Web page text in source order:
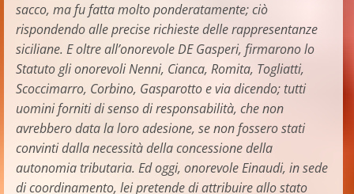
sacco, ma fu fatta molto ponderatamente; ciò
rispondendo alle precise richieste delle rappresentanze
siciliane. E oltre all’onorevole DE Gasperi, firmarono lo
Statuto gli onorevoli Nenni, Cianca, Romita, Togliatti,
Scoccimarro, Corbino, Gasparotto e via dicendo; tutti
uomini forniti di senso di responsabilità, che non
avrebbero data la loro adesione, se non fossero stati
convinti dalla necessità della concessione della
autonomia tributaria. Ed oggi, onorevole Einaudi, in sede
di coordinamento, lei pretende di attribuire allo stato